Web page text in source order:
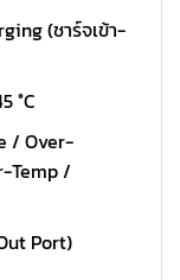
(ชาร์จเข้า-
°C
/ Over-
Temp /
Port)